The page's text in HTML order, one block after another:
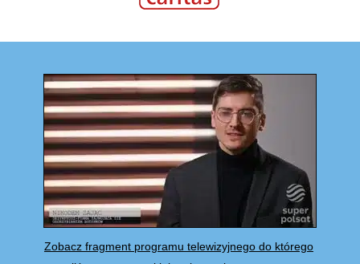
Zobacz fragment programu telewizyjnego do którego